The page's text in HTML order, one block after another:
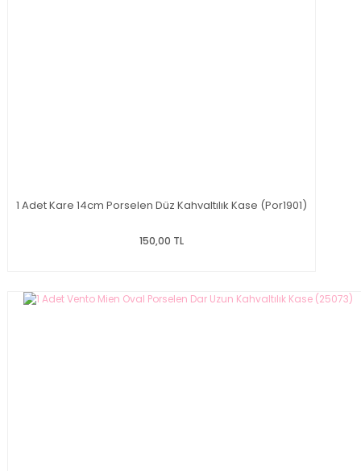
1 Adet Kare 14cm Porselen Düz Kahvaltılık Kase (Por1901)
150,00 TL